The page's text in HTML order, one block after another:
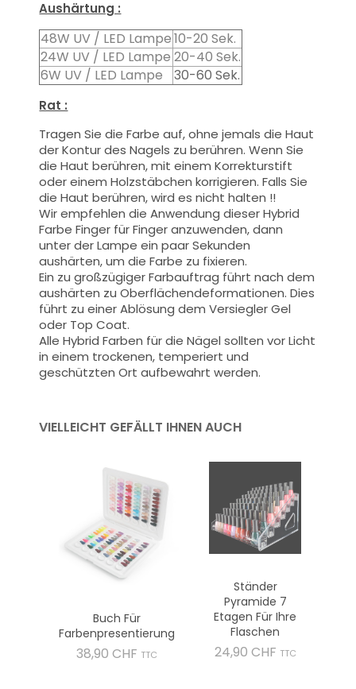
Aushärtung :
48W UV / LED Lampe10-20 Sek.
24W UV / LED Lampe 20-40 Sek.
6W UV / LED Lampe
30-60 Sek.
Rat :
Tragen Sie die Farbe auf, ohne jemals die Haut
der Kontur des Nagels zu berühren. Wenn Sie
die Haut berühren, mit einem Korrekturstift
oder einem Holzstäbchen korrigieren. Falls Sie
die Haut berühren, wird es nicht halten !!
Wir empfehlen die Anwendung dieser Hybrid
Farbe Finger für Finger anzuwenden, dann
unter der Lampe ein paar Sekunden
aushärten, um die Farbe zu fixieren.
Ein zu großzügiger Farbauftrag führt nach dem
aushärten zu Oberflächendeformationen. Dies
führt zu einer Ablösung dem Versiegler Gel
oder Top Coat.
Alle Hybrid Farben für die Nägel sollten vor Licht
in einem trockenen, temperiert und
geschützten Ort aufbewahrt werden.
VIELLEICHT GEFÄLLT IHNEN AUCH
Buch Für
Farbenpresentierung
38,90 CHF Preis
TTC
Ständer
Pyramide 7
Etagen Für Ihre
Flaschen
24,90 CHF Preis
TTC